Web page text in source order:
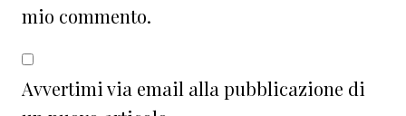
mio commento.
Avvertimi via email alla pubblicazione di